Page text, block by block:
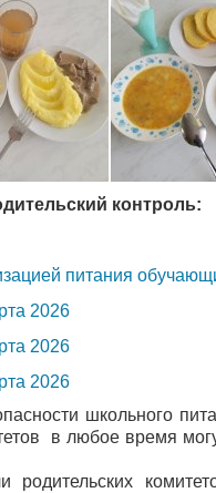
контроль:
питания
2026
2026
2026
школьного
в любое время